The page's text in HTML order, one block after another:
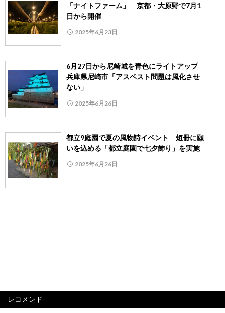
「ナイトファーム」 京都・大原野で7月1
日から開催
2025年6月23日
6月27日から尼崎城を青色にライトアップ
兵庫県尼崎市「アスベスト問題は風化させ
ない」
2025年6月26日
都立9庭園で夏の風物詩イベント 短冊に願
いを込める「都立庭園で七夕飾り」を実施
2025年6月26日
レコメンド